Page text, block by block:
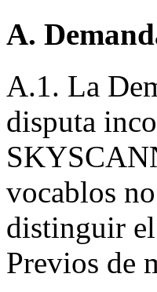
A.
A.1. La
disputa
vocablos
distinguir
Previos de